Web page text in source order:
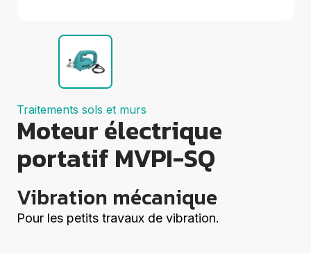
Elévation
Centrales à
béton
Démolition
Voir tout
Traitements sols et murs
Moteur électrique
portatif MVPI-SQ
Vibration mécanique
Pour les petits travaux de vibration.